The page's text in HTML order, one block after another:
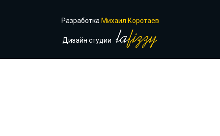
Разработка Михаил Коротаев
Дизайн студии